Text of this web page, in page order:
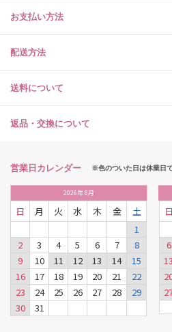
お支払い方法
配送方法
送料について
返品・交換について
営業日カレンダー ※色のついた日は休業日で
2026年8月
日 月 火 水 木 金
土
1
2
3 4 5 6 7
8
9
10 11 12 13 14
15
16
17 18 19 20 21
22
23
24 25 26 27 28
29
30
31
日
6
13